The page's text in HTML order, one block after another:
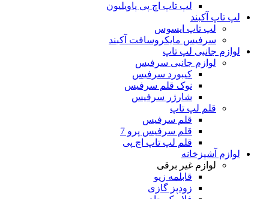
لپ تاپ اچ پی پاویلیون
لپ تاپ آکبند
لپ تاپ ایسوس
سرفیس مایکروسافت آکبند
لوازم جانبی لپ تاپ
لوازم جانبی سرفیس
کیبورد سرفیس
نوک قلم سرفیس
شارژر سرفیس
قلم لپ تاپ
قلم سرفیس
قلم سرفیس پرو 7
قلم لپ تاپ اچ پی
لوازم آشپزخانه
لوازم غیر برقی
قابلمه زیو
زودپز گازی